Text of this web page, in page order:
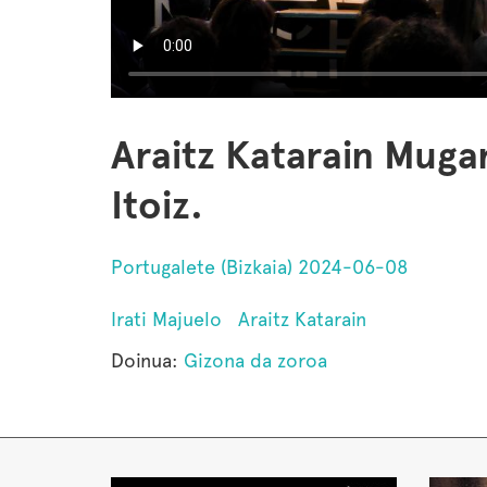
Araitz Katarain
Itoiz.
Portugalete (Bizkaia) 2024-06-08
Irati Majuelo
Araitz Katarain
Doinua: Gizona da zoroa